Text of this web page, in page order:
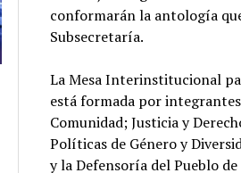
conformarán la antología
Subsecretaría.
La Mesa Interinstitucional
está formada por
Comunidad; Justicia y
Políticas de Género y
y la Defensoría del Pueblo